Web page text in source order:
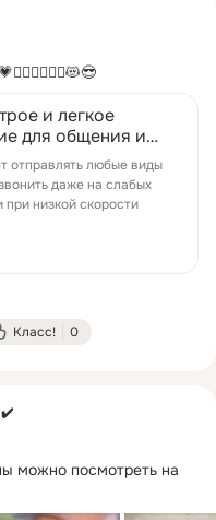
и легкое
для общения и
отправлять любые виды
даже на слабых
при низкой скорости
Класс! 0
можно посмотреть на